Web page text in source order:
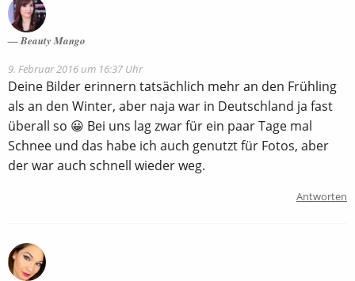
Beauty Mango
9. Februar 2016 um 16:37 Uhr
Deine Bilder erinnern tatsächlich mehr an den Frühling
als an den Winter, aber naja war in Deutschland ja fast
überall so 😀 Bei uns lag zwar für ein paar Tage mal
Schnee und das habe ich auch genutzt für Fotos, aber
der war auch schnell wieder weg.
Antworten